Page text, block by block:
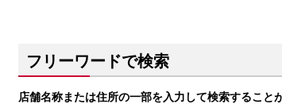
フリーワードで検索
店舗名称または住所の一部を入力して検索すること